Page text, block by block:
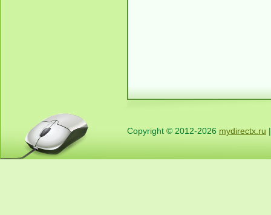
Copyright © 2012-2026 mydirectx.ru